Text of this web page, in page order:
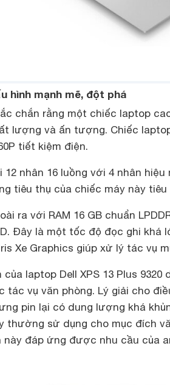
hình mạnh mẽ, đột phá
chắn rằng một chiếc laptop
lượng và ấn tượng. Chiếc
tiết kiệm điện.
12 nhân 16 luồng với 4 nhân
tiêu thụ của chiếc máy này
ra với RAM 16 GB chuẩn
Đây là một tốc độ đọc ghi khá
Xe Graphics giúp xử lý tác vụ
của laptop Dell XPS 13 Plus
tác vụ văn phòng. Lý giải cho
pin lại có dung lượng khá
thường sử dụng cho mục đích
này đáp ứng được nhu cầu của